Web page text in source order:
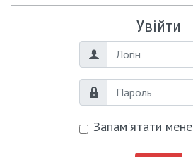
Увійти
Логін
Пароль
Запам'ятати мене